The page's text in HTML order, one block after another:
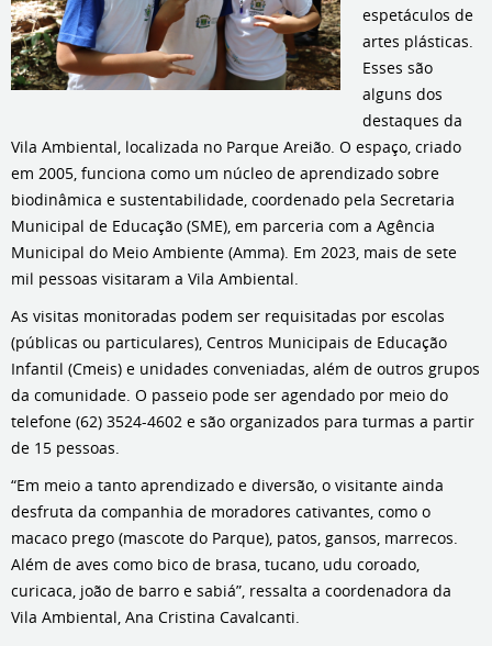
espetáculos de
artes plásticas.
Esses são
alguns dos
destaques da
Vila Ambiental, localizada no Parque Areião. O espaço, criado
em 2005, funciona como um núcleo de aprendizado sobre
biodinâmica e sustentabilidade, coordenado pela Secretaria
Municipal de Educação (SME), em parceria com a Agência
Municipal do Meio Ambiente (Amma). Em 2023, mais de sete
mil pessoas visitaram a Vila Ambiental.
As visitas monitoradas podem ser requisitadas por escolas
(públicas ou particulares), Centros Municipais de Educação
Infantil (Cmeis) e unidades conveniadas, além de outros grupos
da comunidade. O passeio pode ser agendado por meio do
telefone (62) 3524-4602 e são organizados para turmas a partir
de 15 pessoas.
“Em meio a tanto aprendizado e diversão, o visitante ainda
desfruta da companhia de moradores cativantes, como o
macaco prego (mascote do Parque), patos, gansos, marrecos.
Além de aves como bico de brasa, tucano, udu coroado,
curicaca, joão de barro e sabiá”, ressalta a coordenadora da
Vila Ambiental, Ana Cristina Cavalcanti.